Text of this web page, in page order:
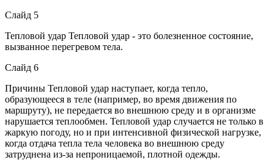
Слайд 5
Тепловой удар Тепловой удар - это болезненное состояние,
вызванное перегревом тела.
Слайд 6
Причины Тепловой удар наступает, когда тепло,
образующееся в теле (например, во время движения по
маршруту), не передается во внешнюю среду и в организме
нарушается теплообмен. Тепловой удар случается не только в
жаркую погоду, но и при интенсивной физической нагрузке,
когда отдача тепла тела человека во внешнюю среду
затруднена из-за непроницаемой, плотной одежды.